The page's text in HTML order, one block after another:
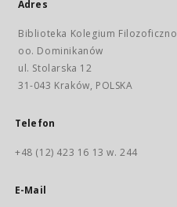
Adres
Biblioteka Kolegium
oo. Dominikanów
ul. Stolarska 12
31-043 Kraków, POLSKA
Telefon
+48 (12) 423 16 13 w. 244
E-Mail